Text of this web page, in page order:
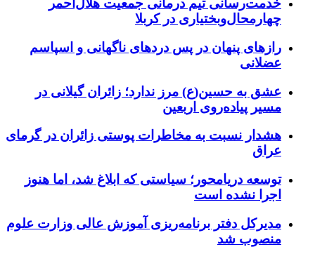
خدمت‌رسانی تیم درمانی جمعیت هلال‌احمر
چهارمحال‌وبختیاری در کربلا
رازهای پنهان در پس دردهای ناگهانی و اسپاسم
عضلانی
عشق به حسین(ع) مرز ندارد؛ زائران گیلانی در
مسیر پیاده‌روی اربعین
هشدار نسبت به مخاطرات پوستی زائران در گرمای
عراق
توسعه دریامحور؛ سیاستی که ابلاغ شد، اما هنوز
اجرا نشده است
مدیرکل دفتر برنامه‌ریزی آموزش عالی وزارت علوم
منصوب شد